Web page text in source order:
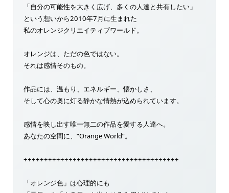
「自分の可能性を大きく広げ、多くの人達と共有したい」
という想いから2010年7月に生まれた
私のオレンジクリエイティブワールド。
オレンジは、ただの色ではない。
それは感情そのもの。
作品には、温もり、エネルギー、懐かしさ、
そして心の奥に灯る静かな情熱が込められています。
感情を映し出す唯一無二の作品を愛する人達へ。
あなたの空間に、“Orange World”。
++++++++++++++++++++++++++++++++++++++
「オレンジ色」は心理的にも